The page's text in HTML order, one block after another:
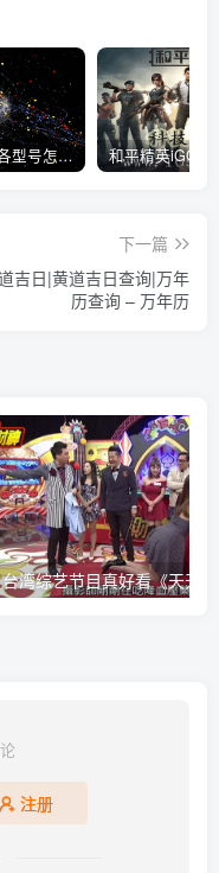
从苹果手机各型号怎么越狱到怎么开科技完整教程
下一篇
吉日|黄道吉日查询|万年
历查询 – 万年历
注册